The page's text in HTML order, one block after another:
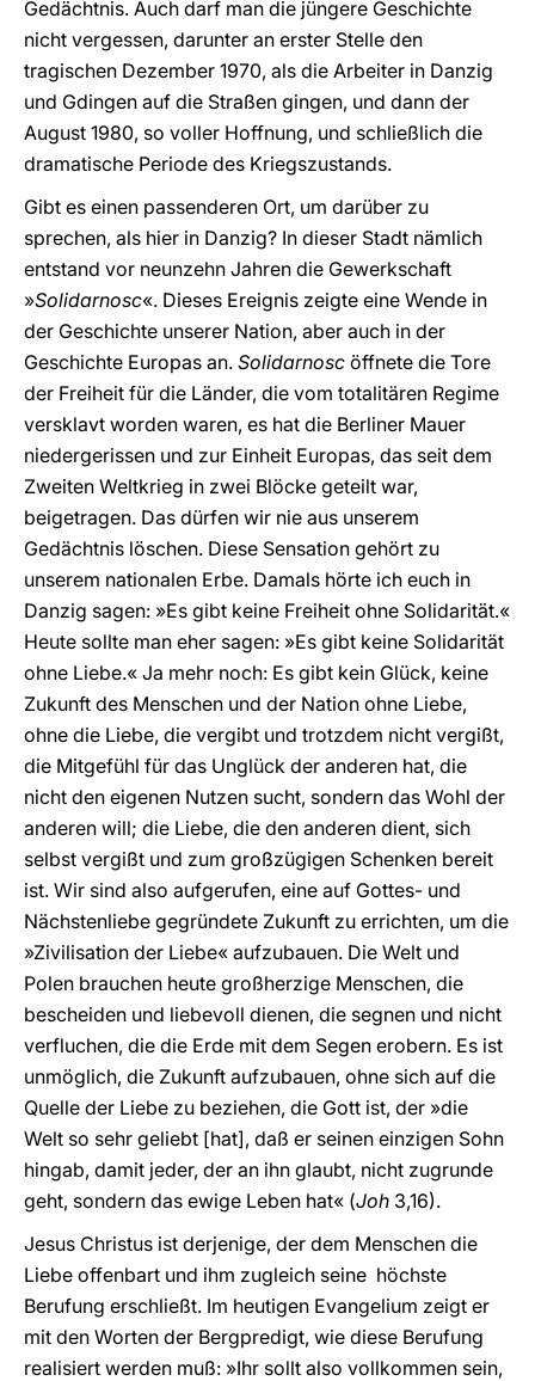
Gedächtnis. Auch darf man die jüngere Geschichte
nicht vergessen, darunter an erster Stelle den
tragischen Dezember 1970, als die Arbeiter in Danzig
und Gdingen auf die Straßen gingen, und dann der
August 1980, so voller Hoffnung, und schließlich die
dramatische Periode des Kriegszustands.
Gibt es einen passenderen Ort, um darüber zu
sprechen, als hier in Danzig? In dieser Stadt nämlich
entstand vor neunzehn Jahren die Gewerkschaft
»Solidarnosc«. Dieses Ereignis zeigte eine Wende in
der Geschichte unserer Nation, aber auch in der
Geschichte Europas an. Solidarnosc öffnete die Tore
der Freiheit für die Länder, die vom totalitären Regime
versklavt worden waren, es hat die Berliner Mauer
niedergerissen und zur Einheit Europas, das seit dem
Zweiten Weltkrieg in zwei Blöcke geteilt war,
beigetragen. Das dürfen wir nie aus unserem
Gedächtnis löschen. Diese Sensation gehört zu
unserem nationalen Erbe. Damals hörte ich euch in
Danzig sagen: »Es gibt keine Freiheit ohne Solidarität.«
Heute sollte man eher sagen: »Es gibt keine Solidarität
ohne Liebe.« Ja mehr noch: Es gibt kein Glück, keine
Zukunft des Menschen und der Nation ohne Liebe,
ohne die Liebe, die vergibt und trotzdem nicht vergißt,
die Mitgefühl für das Unglück der anderen hat, die
nicht den eigenen Nutzen sucht, sondern das Wohl der
anderen will; die Liebe, die den anderen dient, sich
selbst vergißt und zum großzügigen Schenken bereit
ist. Wir sind also aufgerufen, eine auf Gottes- und
Nächstenliebe gegründete Zukunft zu errichten, um die
»Zivilisation der Liebe« aufzubauen. Die Welt und
Polen brauchen heute großherzige Menschen, die
bescheiden und liebevoll dienen, die segnen und nicht
verfluchen, die die Erde mit dem Segen erobern. Es ist
unmöglich, die Zukunft aufzubauen, ohne sich auf die
Quelle der Liebe zu beziehen, die Gott ist, der »die
Welt so sehr geliebt [hat], daß er seinen einzigen Sohn
hingab, damit jeder, der an ihn glaubt, nicht zugrunde
geht, sondern das ewige Leben hat« (Joh 3,16).
Jesus Christus ist derjenige, der dem Menschen die
Liebe offenbart und ihm zugleich seine höchste
Berufung erschließt. Im heutigen Evangelium zeigt er
mit den Worten der Bergpredigt, wie diese Berufung
realisiert werden muß: »Ihr sollt also vollkommen sein,